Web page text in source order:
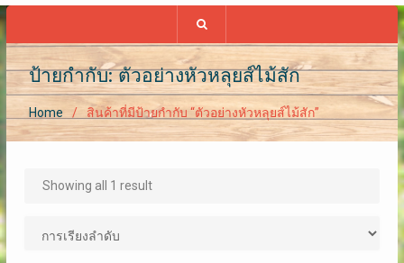
ป้ายกำกับ: ตัวอย่างหัวหลุยส์ไม้สัก
Home สินค้าที่มีป้ายกำกับ “ตัวอย่างหัวหลุยส์ไม้สัก”
Showing all 1 result